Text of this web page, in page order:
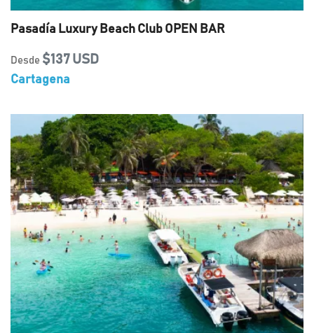
Pasadía Luxury Beach Club OPEN BAR
Desde $137 USD
Cartagena